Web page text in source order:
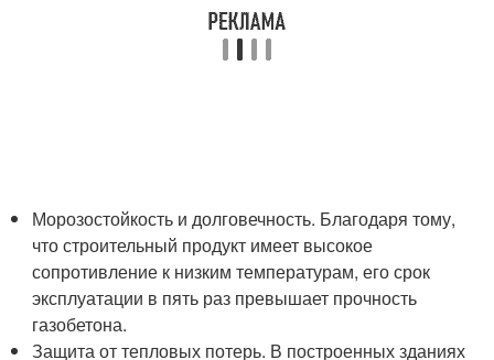
Морозостойкость и долговечность. Благодаря тому,
что строительный продукт имеет высокое
сопротивление к низким температурам, его срок
эксплуатации в пять раз превышает прочность
газобетона.
Защита от тепловых потерь. В построенных зданиях